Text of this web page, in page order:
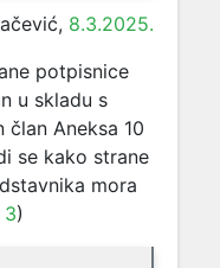
8.3.2025.
potpisnice
u skladu s
Aneksa 10
se kako strane
mora
3)